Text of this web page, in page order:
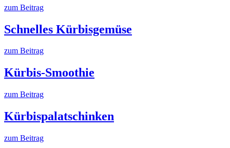
zum Beitrag
Schnelles Kürbisgemüse
zum Beitrag
Kürbis-Smoothie
zum Beitrag
Kürbispalatschinken
zum Beitrag